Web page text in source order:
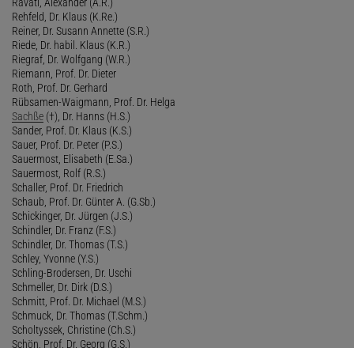
Rehfeld, Dr. Klaus (K.Re.)
Reiner, Dr. Susann Annette (S.R.)
Riede, Dr. habil. Klaus (K.R.)
Riegraf, Dr. Wolfgang (W.R.)
Riemann, Prof. Dr. Dieter
Roth, Prof. Dr. Gerhard
Rübsamen-Waigmann, Prof. Dr. Helga
Sachße (†), Dr. Hanns (H.S.)
Sander, Prof. Dr. Klaus (K.S.)
Sauer, Prof. Dr. Peter (P.S.)
Sauermost, Elisabeth (E.Sa.)
Sauermost, Rolf (R.S.)
Schaller, Prof. Dr. Friedrich
Schaub, Prof. Dr. Günter A. (G.Sb.)
Schickinger, Dr. Jürgen (J.S.)
Schindler, Dr. Franz (F.S.)
Schindler, Dr. Thomas (T.S.)
Schley, Yvonne (Y.S.)
Schling-Brodersen, Dr. Uschi
Schmeller, Dr. Dirk (D.S.)
Schmitt, Prof. Dr. Michael (M.S.)
Schmuck, Dr. Thomas (T.Schm.)
Scholtyssek, Christine (Ch.S.)
Schön, Prof. Dr. Georg (G.S.)